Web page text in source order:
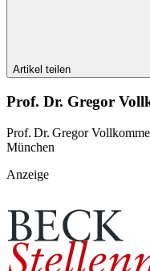
Artikel teilen
Prof. Dr. Gregor
Prof. Dr. Gregor
München
Anzeige